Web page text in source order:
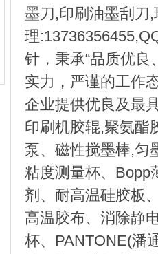
墨刀,印刷油墨刮刀
理
针，秉承“品质优
实力，严谨的工作
企业提供优良及最
印刷机胶辊,聚氨酯
泵、磁性搅墨棒,匀
粘度测量杯、Bopp
剂、耐高温硅胶板
高温胶布、消除静
杯、PANTONE(潘